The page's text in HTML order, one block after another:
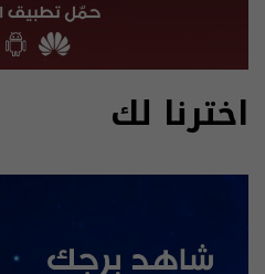
اخترنا لك